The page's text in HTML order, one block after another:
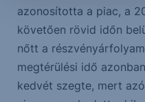
azonosította a piac, a
követően rövid időn
nőtt a
megtérülési idő
kedvét szegte, mert